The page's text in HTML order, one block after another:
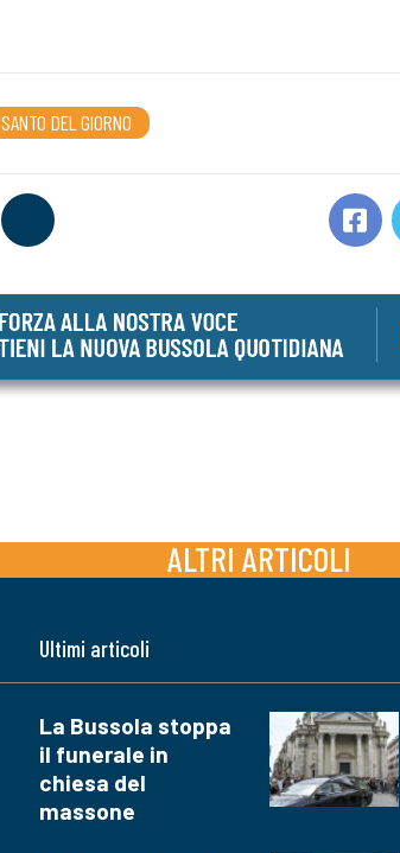
SANTO DEL GIORNO
ALTRI ARTICOLI
Ultimi articoli
La Bussola stoppa
il funerale in
chiesa del
massone